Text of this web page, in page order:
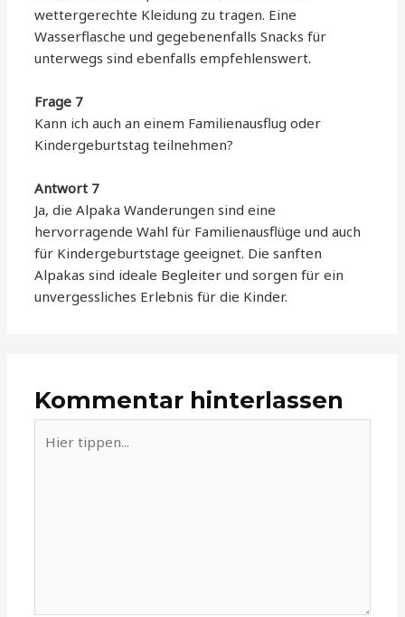
wettergerechte Kleidung zu tragen. Eine
Wasserflasche und gegebenenfalls Snacks für
unterwegs sind ebenfalls empfehlenswert.
Frage 7
Kann ich auch an einem Familienausflug oder
Kindergeburtstag teilnehmen?
Antwort 7
Ja, die Alpaka Wanderungen sind eine
hervorragende Wahl für Familienausflüge und auch
für Kindergeburtstage geeignet. Die sanften
Alpakas sind ideale Begleiter und sorgen für ein
unvergessliches Erlebnis für die Kinder.
Kommentar hinterlassen
tippen...